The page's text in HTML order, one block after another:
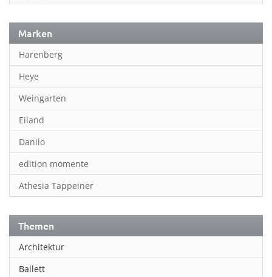
Marken
Harenberg
Heye
Weingarten
Eiland
Danilo
edition momente
Athesia Tappeiner
Themen
Architektur
Ballett